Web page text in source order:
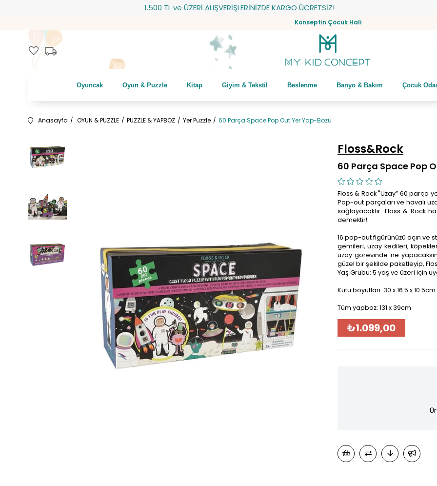
1.500 TL ve ÜZERİ ALIŞVERİŞLERİNİZDE KARGO ÜCRETSİZ!
Konseptin Çocuk Hali
favorite local_shipping
Oyuncak Oyun & Puzzle Kitap Giyim & Tekstil Beslenme Banyo & Bakım Çocuk
Anasayfa OYUN & PUZZLE PUZZLE & YAPBOZ Yer Puzzle 60 Parça Space Pop Out Yer Yap-Bozu
Floss&Rock
60 Parça Space Pop
Floss & Rock "Uzay” 60 parça
Pop-out parçaları ve havalı
sağlayacaktır. Floss & Rock
demektir!
16 pop-out figürünüzü açın ve
gemileri, uzay kedileri,
uzay görevinde ne
güzel bir şekilde paketleyip,
Yaş Grubu: 5 yaş ve üzeri için
Kutu boyutları: 30 x 16.5 x 10.5cm
Tüm yapboz: 131 x 39cm
₺1.099,00